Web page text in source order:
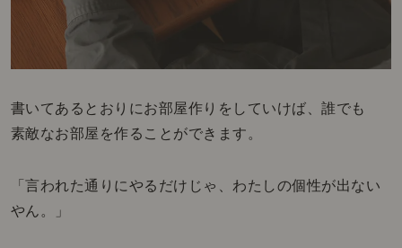
書いてあるとおりにお部屋作りをしていけば、誰でも
素敵なお部屋を作ることができます。
「言われた通りにやるだけじゃ、わたしの個性が出ない
やん。」